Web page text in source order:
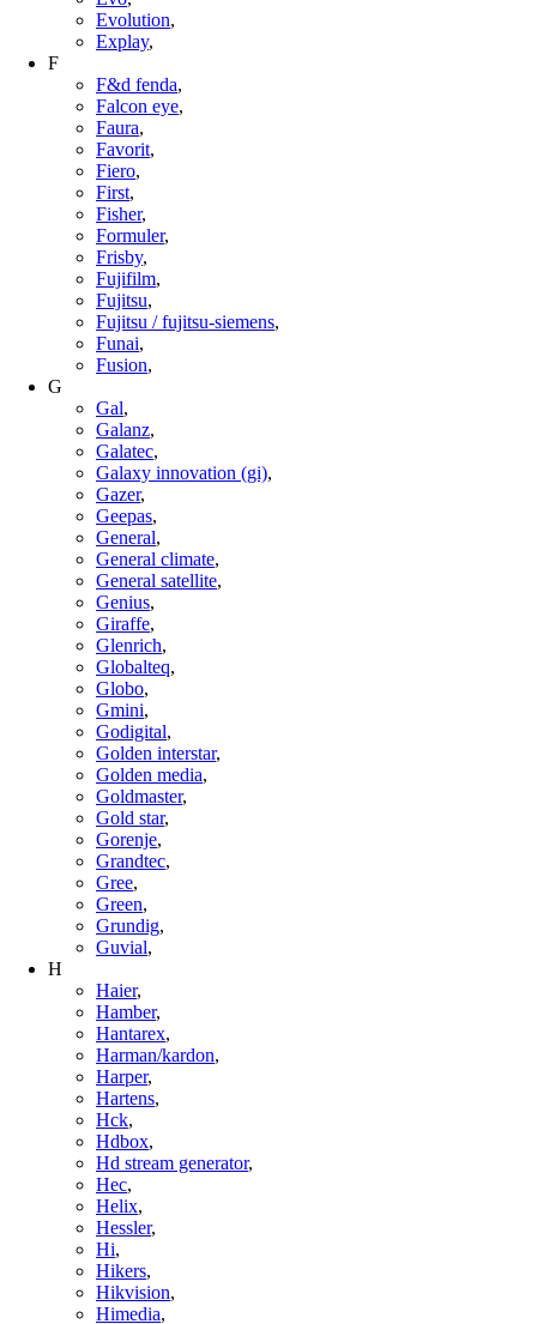
Evolution,
Explay,
F
F&d fenda,
Falcon eye,
Faura,
Favorit,
Fiero,
First,
Fisher,
Formuler,
Frisby,
Fujifilm,
Fujitsu,
Fujitsu / fujitsu-siemens,
Funai,
Fusion,
G
Gal,
Galanz,
Galatec,
Galaxy innovation (gi),
Gazer,
Geepas,
General,
General climate,
General satellite,
Genius,
Giraffe,
Glenrich,
Globalteq,
Globo,
Gmini,
Godigital,
Golden interstar,
Golden media,
Goldmaster,
Gold star,
Gorenje,
Grandtec,
Gree,
Green,
Grundig,
Guvial,
H
Haier,
Hamber,
Hantarex,
Harman/kardon,
Harper,
Hartens,
Hck,
Hdbox,
Hd stream generator,
Hec,
Helix,
Hessler,
Hi,
Hikers,
Hikvision,
Himedia,